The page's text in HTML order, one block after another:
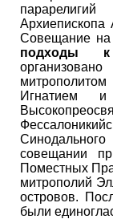
Архиепископа
Совещание
подходы к
Игнатием и
совещании
Поместных
митрополий
островов.
были